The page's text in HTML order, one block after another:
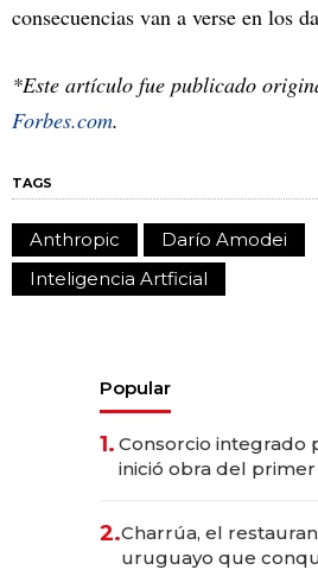
consecuencias van a verse en los
*Este artículo fue publicado
Forbes.com.
TAGS
Anthropic
Darío Amodei
Inteligencia Artficial
Popular
1. Consorcio integrado
inició obra del
millones
2.Charrúa, el
uruguayo que